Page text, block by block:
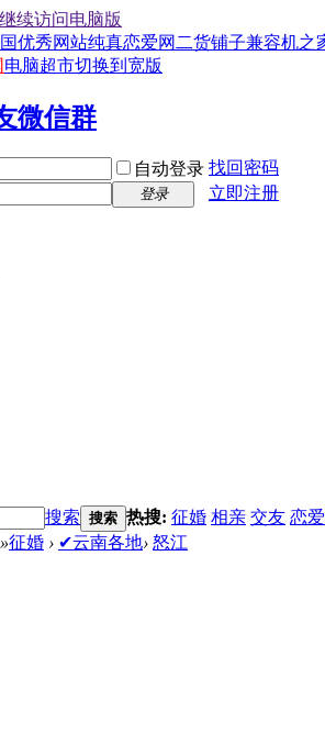
继续访问电脑版
优秀网站纯真恋爱网 二货铺子兼容机之
电脑超市切换到宽版
自动登录 找回密码
登录 立即注册
搜索 搜索 热搜: 征婚 相亲 交友 恋爱
»征婚 › ✔云南各地› 怒江